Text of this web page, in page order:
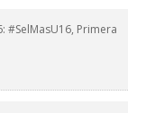
#SelMasU16, Primera